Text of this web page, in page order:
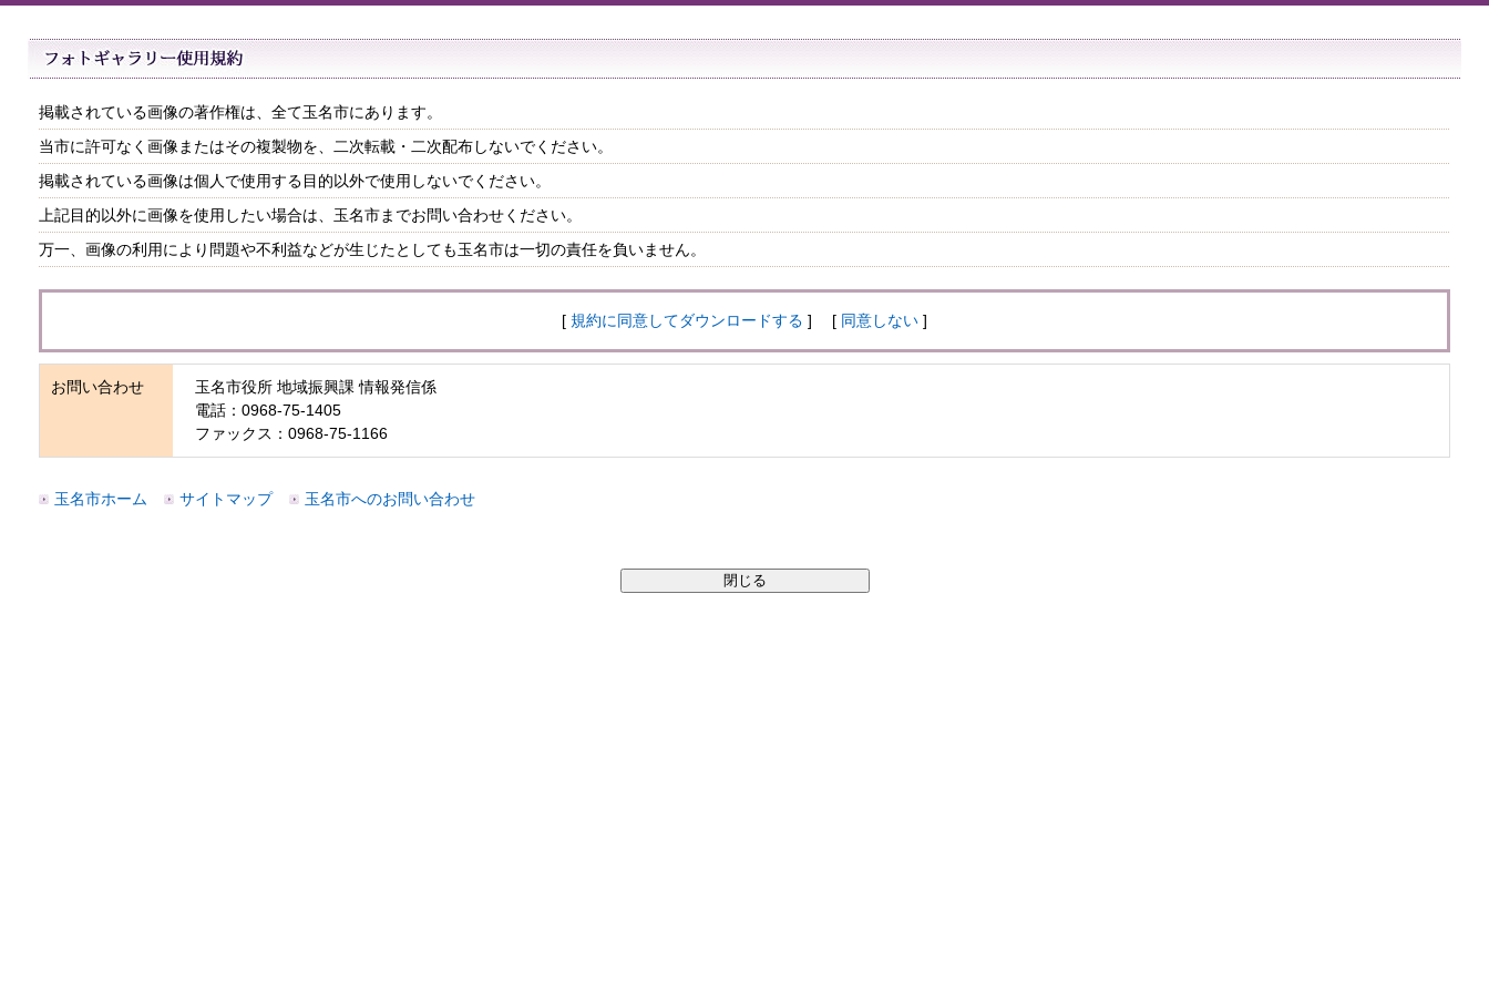
掲載されている画像の著作権は、全て玉名市にあります。
当市に許可なく画像またはその複製物を、二次転載・二次配布しないでください。
掲載されている画像は個人で使用する目的以外で使用しないでください。
上記目的以外に画像を使用したい場合は、玉名市までお問い合わせください。
万一、画像の利用により問題や不利益などが生じたとしても玉名市は一切の責任を負いません。
[ 規約に同意してダウンロードする ] [ 同意しない ]
お問い合わせ
玉名市役所 地域振興課 情報発信係
電話：0968-75-1405
ファックス：0968-75-1166
玉名市ホーム サイトマップ 玉名市へのお問い合わせ